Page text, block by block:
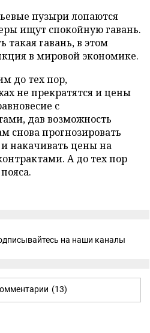
пузыри лопаются
ищут спокойную гавань.
такая гавань, в этом
в мировой экономике.
до тех пор,
не прекратятся и цены
с
дав возможность
снова прогнозировать
накачивать цены на
А до тех пор
на наши каналы
(13)